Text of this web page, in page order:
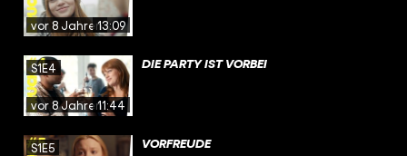
vor 8 Jahren13:09
vor 8 Jahren11:44
S1E4 DIE PARTY IST VORBEI
S1E5 VORFREUDE